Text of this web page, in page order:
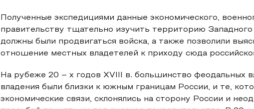
Полученные экспедициями данные экономического,
правительству тщательно изучить территорию
должны были продвигаться войска, а также позволили
отношение местных владетелей к приходу сюда
На рубеже 20 – х годов XVIII в. большинство феодальных
владения были близки к южным границам России, и те,
экономические связи, склонялись на сторону России и